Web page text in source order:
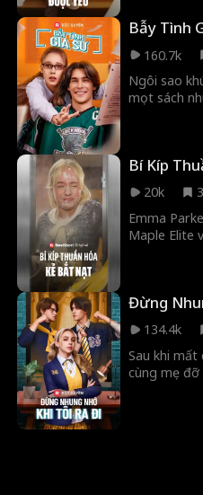
Bẫy Tình
160.7k
Ngôi sao
mọt sách
xảy ra khi
phản ứng
trên giấy?
Bí Kíp
20k
Emma
Maple Elite
sau là gì?
một kẻ
tàn nhẫn?
bên giúp
trước?
Đừng
134.4k
Sau khi mất
cùng mẹ đỡ